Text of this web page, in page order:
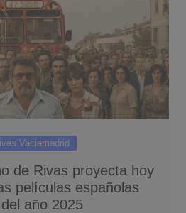
Vaciamadrid
de Rivas proyecta hoy
películas españolas
año 2025